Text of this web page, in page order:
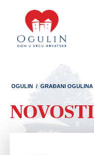
OGULIN / GRAĐANI OGULINA
NOVOSTI